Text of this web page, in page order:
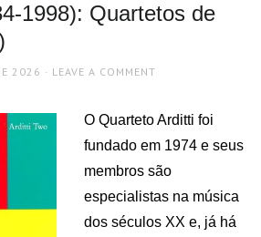
1998): Quartetos de
2026 LEAVE A COMMENT
O Quarteto Arditti foi
fundado em 1974 e seus
membros são
especialistas na música
dos séculos XX e, já há